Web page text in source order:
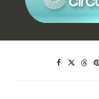
Preguntas frecuentes